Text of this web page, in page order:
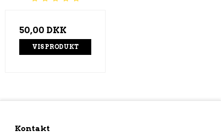
50,00 DKK
VIS PRODUKT
Kontakt